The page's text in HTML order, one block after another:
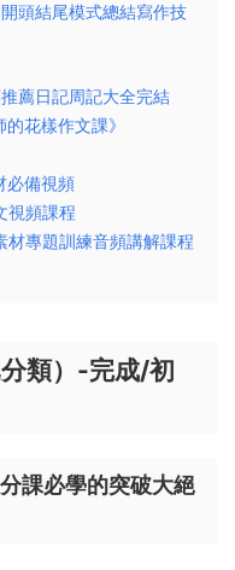
頭結尾模式總結寫作技
薦日記周記大全完結
花樣作文課》
必備視頻
視頻課程
專題訓練音頻講解課程
類）-完成/初
課必學的突破大絕